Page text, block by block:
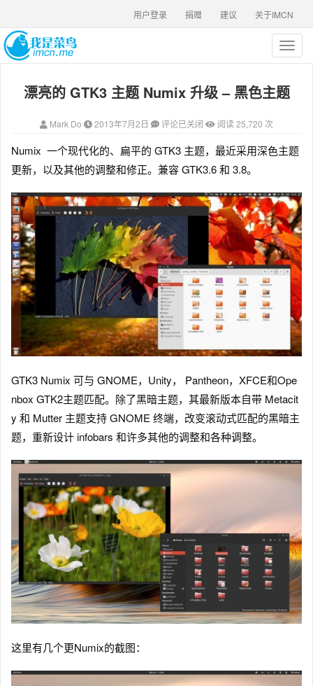
关于IMCN
建议
捐赠
用户登录
T
o
g
l
a
v
a
t
i
o
n
漂亮的 GTK3 主题 Numix 升级 – 黑色主题
Mark Do 2013年7月2日 评论已关闭 阅读 25,720 次
Numix 一个现代化的、扁平的 GTK3 主题，最近采用深色主题
更新，以及其他的调整和修正。兼容 GTK3.6 和 3.8。
GTK3 Numix 可与 GNOME，Unity， Pantheon，XFCE和Ope
nbox GTK2主题匹配。除了黑暗主题，其最新版本自带 Metacit
y 和 Mutter 主题支持 GNOME 终端，改变滚动式匹配的黑暗主
题，重新设计 infobars 和许多其他的调整和各种调整。
这里有几个更Numix的截图：